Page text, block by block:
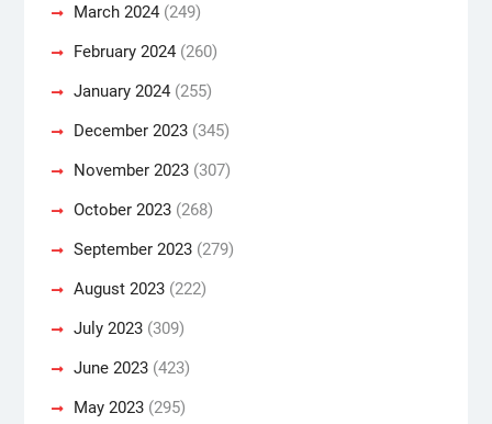
March 2024(249)
February 2024(260)
January 2024(255)
December 2023(345)
November 2023(307)
October 2023(268)
September 2023(279)
August 2023(222)
July 2023(309)
June 2023(423)
May 2023(295)